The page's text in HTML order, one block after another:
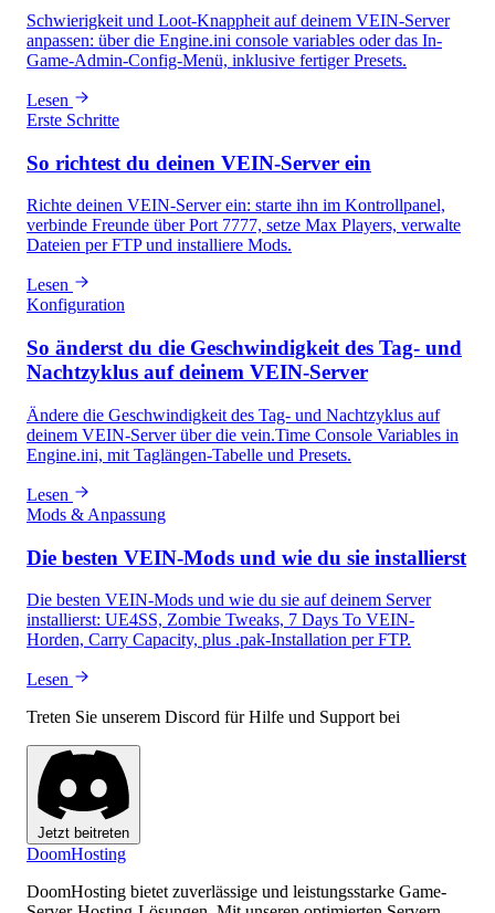
Schwierigkeit und Loot-Knappheit auf deinem VEIN-Server
anpassen: über die Engine.ini console variables oder das In-
Game-Admin-Config-Menü, inklusive fertiger Presets.
Lesen
Erste Schritte
So richtest du deinen VEIN-Server ein
Richte deinen VEIN-Server ein: starte ihn im Kontrollpanel,
verbinde Freunde über Port 7777, setze Max Players, verwalte
Dateien per FTP und installiere Mods.
Lesen
Konfiguration
So änderst du die Geschwindigkeit des Tag- und
Nachtzyklus auf deinem VEIN-Server
Ändere die Geschwindigkeit des Tag- und Nachtzyklus auf
deinem VEIN-Server über die vein.Time Console Variables in
Engine.ini, mit Taglängen-Tabelle und Presets.
Lesen
Mods & Anpassung
Die besten VEIN-Mods und wie du sie installierst
Die besten VEIN-Mods und wie du sie auf deinem Server
installierst: UE4SS, Zombie Tweaks, 7 Days To VEIN-
Horden, Carry Capacity, plus .pak-Installation per FTP.
Lesen
Treten Sie unserem Discord für Hilfe und Support bei
Jetzt beitreten
DoomHosting
DoomHosting bietet zuverlässige und leistungsstarke Game-